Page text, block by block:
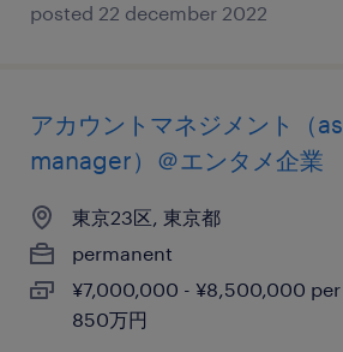
posted 22 december 2022
アカウントマネジメント（
manager）＠エンタメ企業
東京23区, 東京都
permanent
¥7,000,000 - ¥8,500,000 per
850万円